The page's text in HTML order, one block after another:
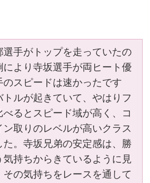
選手がトップを走っていたの
により寺坂選手が両ヒート優
のスピードは速かったです
トルが起きていて、やはりフ
べるとスピード域が高く、コ
ン取りのレベルが高いクラス
た。寺坂兄弟の安定感は、勝
気持ちからきているように見
その気持ちをレースを通して